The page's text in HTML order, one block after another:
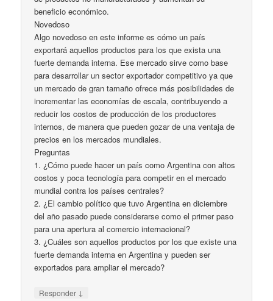
beneficio económico.
Novedoso
Algo novedoso en este informe es cómo un país
exportará aquellos productos para los que exista una
fuerte demanda interna. Ese mercado sirve como base
para desarrollar un sector exportador competitivo ya que
un mercado de gran tamaño ofrece más posibilidades de
incrementar las economías de escala, contribuyendo a
reducir los costos de producción de los productores
internos, de manera que pueden gozar de una ventaja de
precios en los mercados mundiales.
Preguntas
1. ¿Cómo puede hacer un país como Argentina con altos
costos y poca tecnología para competir en el mercado
mundial contra los países centrales?
2. ¿El cambio político que tuvo Argentina en diciembre
del año pasado puede considerarse como el primer paso
para una apertura al comercio internacional?
3. ¿Cuáles son aquellos productos por los que existe una
fuerte demanda interna en Argentina y pueden ser
exportados para ampliar el mercado?
Responder ↓